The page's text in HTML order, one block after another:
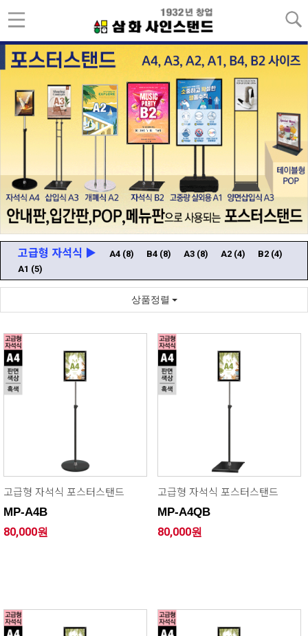
고급형 자석식 ▶ A4 (8) B4 (8) A3 (8) A2 (4) B2 (4)
A1 (5)
상품정렬
고급형 자석식 포스터스탠드
MP-A4B
80,000원
고급형 자석식 포스터스탠드
MP-A4QB
80,000원